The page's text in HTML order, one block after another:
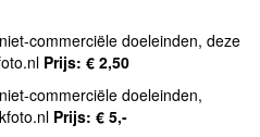
commerciële doeleinden, deze
Prijs: € 2,50
commerciële doeleinden,
Prijs: € 5,-